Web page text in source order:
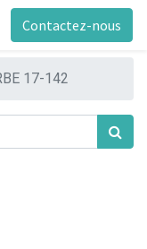
Contactez-nous
17-142